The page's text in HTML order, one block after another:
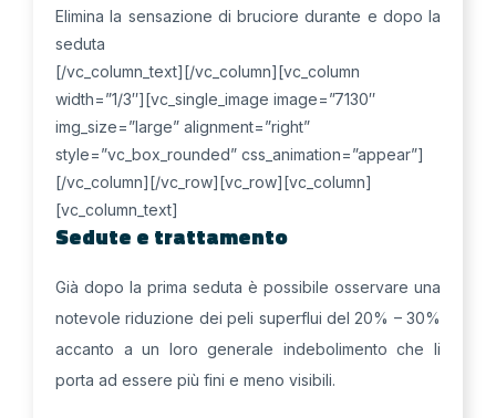
Elimina la sensazione di bruciore durante e dopo la
seduta
[/vc_column_text][/vc_column][vc_column
width=”1/3″][vc_single_image image=”7130″
img_size=”large” alignment=”right”
style=”vc_box_rounded” css_animation=”appear”]
[/vc_column][/vc_row][vc_row][vc_column]
[vc_column_text]
Sedute e trattamento
Già dopo la prima seduta è possibile osservare una
notevole riduzione dei peli superflui del 20% – 30%
accanto a un loro generale indebolimento che li
porta ad essere più fini e meno visibili.